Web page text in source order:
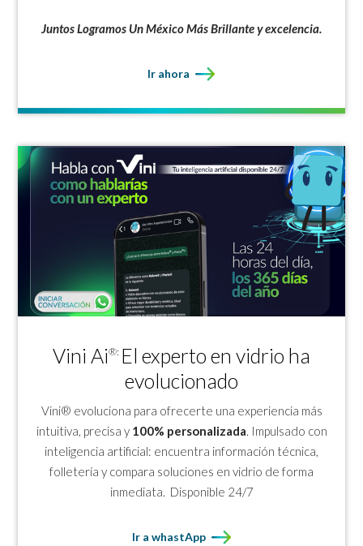
Juntos Logramos Un México Más Brillantey excelencia.
Ir ahora
Vini Ai®: El experto en vidrio ha
evolucionado
Vini® evoluciona para ofrecerte una experiencia más
intuitiva, precisa y 100% personalizada . Impulsado con
inteligencia artificial: encuentra información técnica,
folletería y compara soluciones en vidrio de forma
inmediata. Disponible 24/7
Ir a whastApp